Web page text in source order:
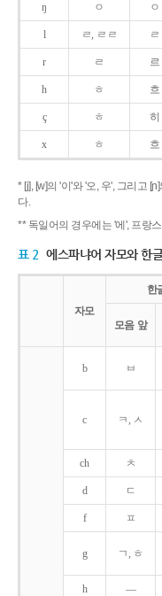
ŋ ㅇ ㅇ
l ㄹ, ㄹㄹ ㄹ
r ㄹ 르
h ㅎ 흐
ç ㅎ 히
x ㅎ 흐
* [j], [w]의 '이'와 '오, 우', 그리고
다.
** 독일어의 경우에는 '에', 프랑
표 2 에스파냐어 자모와 한
자모
한
모음 앞
b ㅂ
c ㅋ, ㅅ
ch ㅊ
d ㄷ
f ㅍ
g ㄱ, ㅎ
h ―